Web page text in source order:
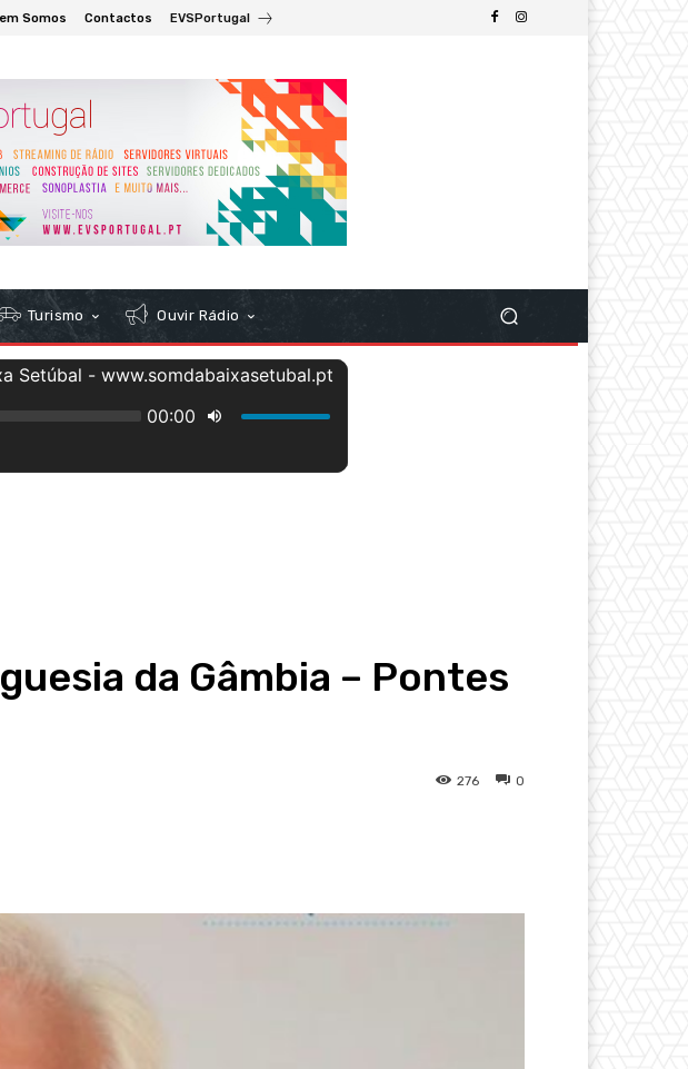
Somos Contactos EVSPortugal
Turismo Ouvir Rádio
da Gâmbia – Pontes
0
276